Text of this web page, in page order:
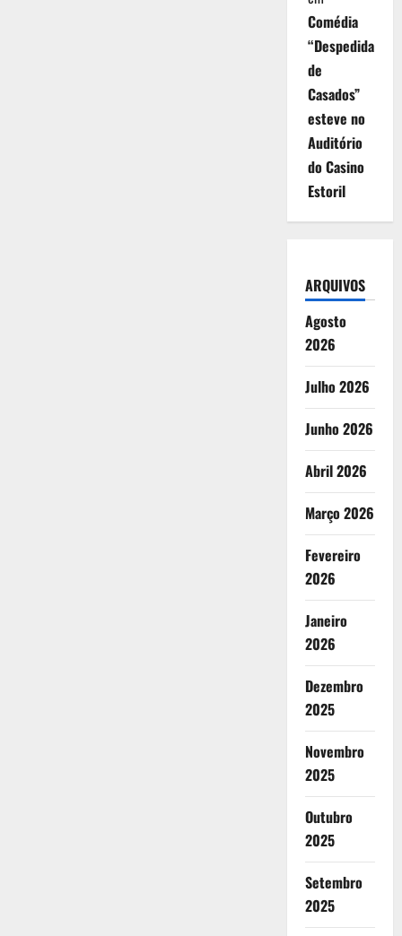
Comédia
“Despedida
de
Casados”
esteve no
Auditório
do Casino
Estoril
ARQUIVOS
Agosto
2026
Julho 2026
Junho 2026
Abril 2026
Março 2026
Fevereiro
2026
Janeiro
2026
Dezembro
2025
Novembro
2025
Outubro
2025
Setembro
2025